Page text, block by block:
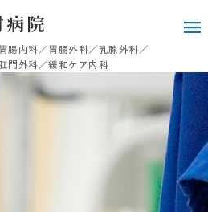
腸内科／胃腸外科／乳腺外科／
門外科／緩和ケア内科